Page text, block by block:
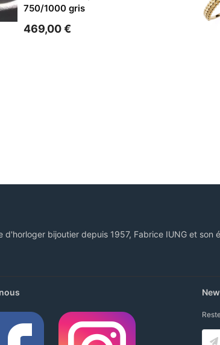
750/1000 gris
469,00€
d'horloger bijoutier depuis 1957, Fabrice IUNG et son